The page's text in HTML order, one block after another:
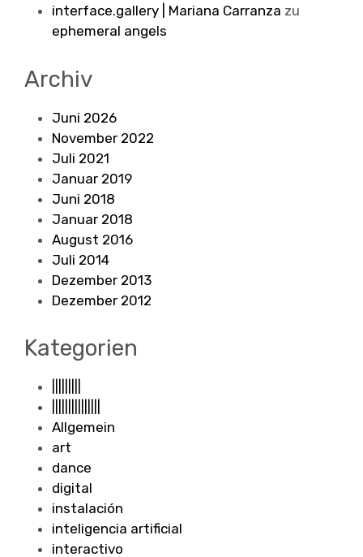
interface.gallery | Mariana Carranza zu
ephemeral angels
Archiv
Juni 2026
November 2022
Juli 2021
Januar 2019
Juni 2018
Januar 2018
August 2016
Juli 2014
Dezember 2013
Dezember 2012
Kategorien
Allgemein
art
dance
digital
instalación
inteligencia artificial
interactivo